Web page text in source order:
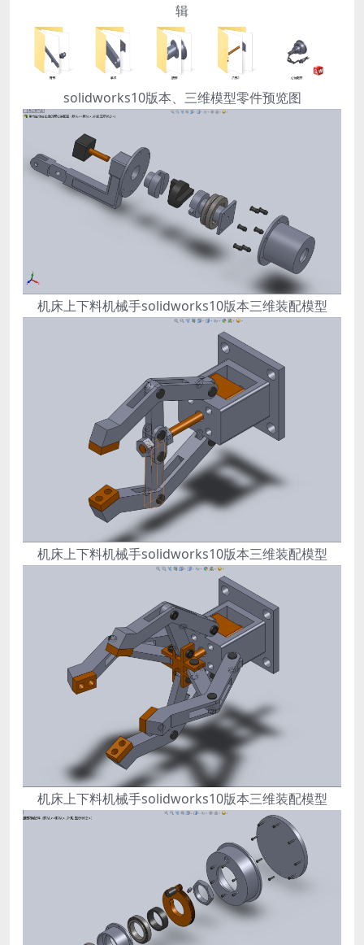
辑
solidworks10版本、三维模型零件预览图
机床上下料机械手solidworks10版本三维装配模型
机床上下料机械手solidworks10版本三维装配模型
机床上下料机械手solidworks10版本三维装配模型